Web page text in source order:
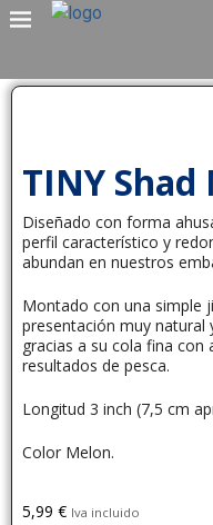
TINY Shad
Diseñado con forma
perfil característico y
abundan en nuestros
Montado con una simple
presentación muy
gracias a su cola fina con
resultados de pesca.
Longitud 3 inch (7,5 cm
Color Melon.
5,99 € Iva incluido